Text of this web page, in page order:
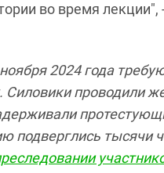
во время лекции",
2024 года
проводили
подверглись тысячи